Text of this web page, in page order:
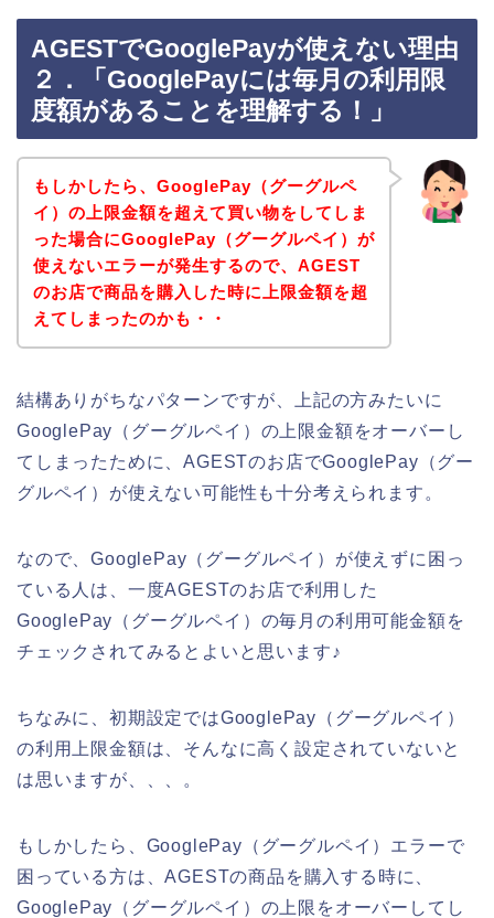
AGESTでGooglePayが使えない理由
２．「GooglePayには毎月の利用限
度額があることを理解する！」
もしかしたら、GooglePay（グーグルペ
イ）の上限金額を超えて買い物をしてしま
った場合にGooglePay（グーグルペイ）が
使えないエラーが発生するので、AGEST
のお店で商品を購入した時に上限金額を超
えてしまったのかも・・
結構ありがちなパターンですが、上記の方みたいに
GooglePay（グーグルペイ）の上限金額をオーバーし
てしまったために、AGESTのお店でGooglePay（グー
グルペイ）が使えない可能性も十分考えられます。
なので、GooglePay（グーグルペイ）が使えずに困っ
ている人は、一度AGESTのお店で利用した
GooglePay（グーグルペイ）の毎月の利用可能金額を
チェックされてみるとよいと思います♪
ちなみに、初期設定ではGooglePay（グーグルペイ）
の利用上限金額は、そんなに高く設定されていないと
は思いますが、、、。
もしかしたら、GooglePay（グーグルペイ）エラーで
困っている方は、AGESTの商品を購入する時に、
GooglePay（グーグルペイ）の上限をオーバーしてし